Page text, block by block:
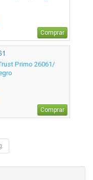
Comprar
Primo 26061/
Comprar